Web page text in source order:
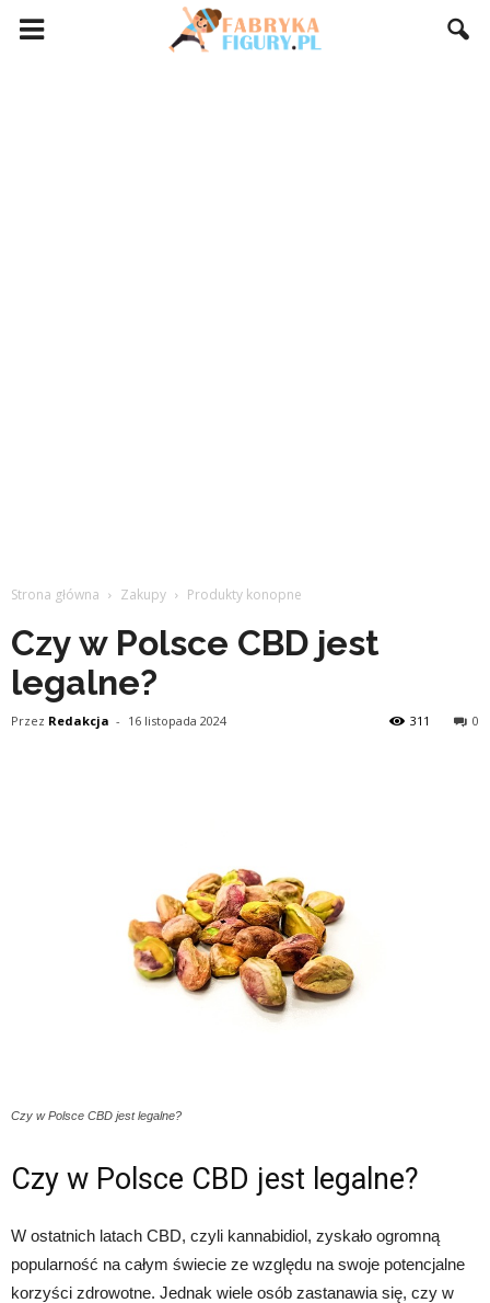
Strona główna Zakupy Produkty konopne
Czy w Polsce CBD jest
legalne?
Przez Redakcja - 16 listopada 2024 0
311
Czy w Polsce CBD jest legalne?
Czy w Polsce CBD jest legalne?
W ostatnich latach CBD, czyli kannabidiol, zyskało ogromną
popularność na całym świecie ze względu na swoje potencjalne
korzyści zdrowotne. Jednak wiele osób zastanawia się, czy w